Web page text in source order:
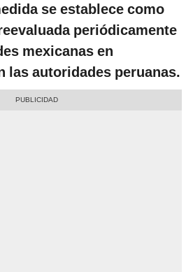
se establece como
periódicamente
mexicanas en
las autoridades peruanas.